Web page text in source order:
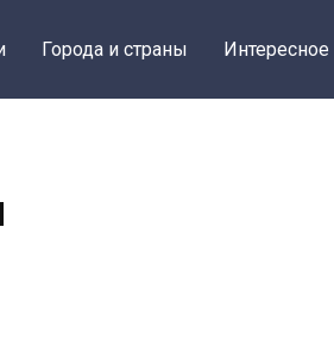
Города и страны Интересное